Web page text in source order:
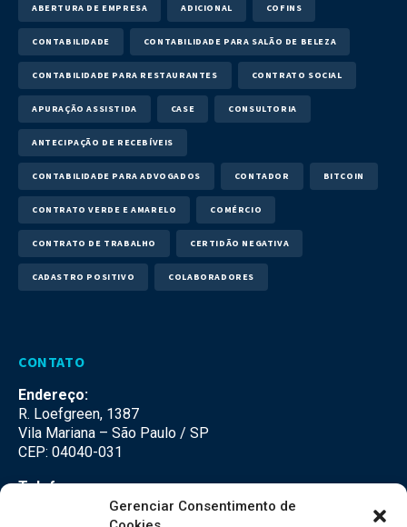
Gerenciar Consentimento de
ABERTURA DE EMPRESA ADICIONAL COFINS
CONTABILIDADE CONTABILIDADE PARA SALÃO DE BELEZA
CONTABILIDADE PARA RESTAURANTES CONTRATO SOCIAL
APURAÇÃO ASSISTIDA CASE CONSULTORIA
ANTECIPAÇÃO DE RECEBÍVEIS
CONTABILIDADE PARA ADVOGADOS CONTADOR BITCOIN
CONTRATO VERDE E AMARELO COMÉRCIO
CONTRATO DE TRABALHO CERTIDÃO NEGATIVA
CADASTRO POSITIVO COLABORADORES
CONTATO
Endereço:
R. Loefgreen, 1387
Vila Mariana – São Paulo / SP
CEP: 04040-031
Telefone:
(11) 3500-3500